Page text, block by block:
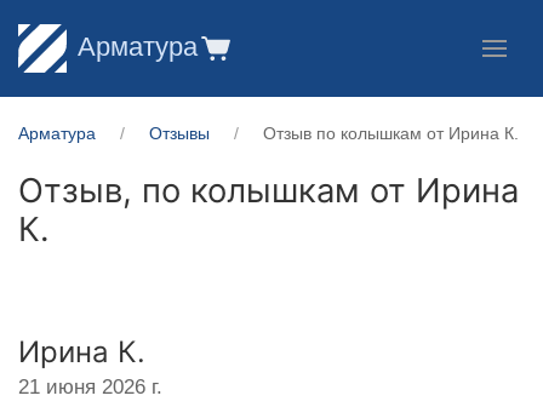
Арматура
Арматура Отзывы Отзыв по колышкам от Ирина К.
Отзыв, по колышкам от Ирина
К.
Ирина К.
21 июня 2026 г.